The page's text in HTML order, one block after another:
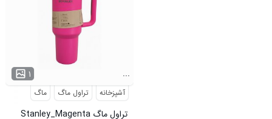
۱ ...
آشپزخانه تراول ماگ ماگ
تراول ماگ Stanley_Magenta